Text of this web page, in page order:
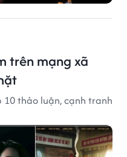
trên mạng xã
10 thảo luận, cạnh tranh